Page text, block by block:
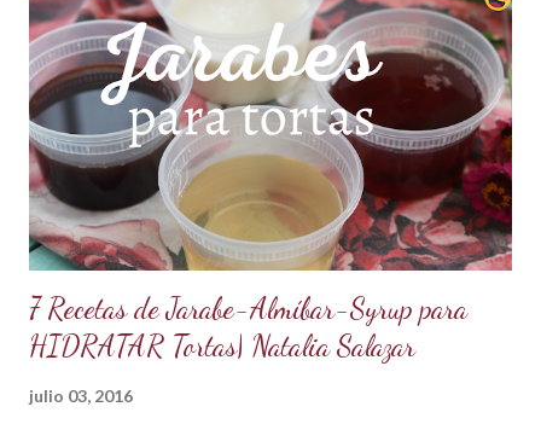
formas con el mismo resultado, obteniendo un Ganache, que
es una crema que tiene una parte de chocolate y otra parte
de crema de leche o nata, más información de lo que es un
ganache aquí en mi Blog. 😉 Ingredientes: (Proporción 3x1)
600 g de chocolate blanco (sucedáneo para resistir climas
cálidos) 200 g de crema para batir vegetal (crema para batir
para hacer Chantilly vegetal) Preparación: Coloca el chocolate
y...
7 Recetas de Jarabe-Almíbar-Syrup para
HIDRATAR Tortas| Natalia Salazar
julio 03, 2016